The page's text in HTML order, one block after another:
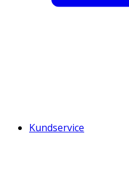
Kundservice